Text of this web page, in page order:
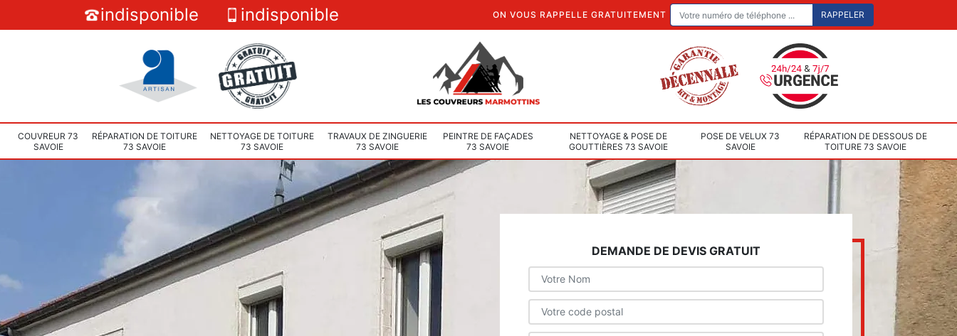
indisponible indisponible ON VOUS RAPPELLE GRATUITEMENT
COUVREUR 73
SAVOIE
RÉPARATION DE TOITURE
73 SAVOIE
NETTOYAGE DE TOITURE
73 SAVOIE
TRAVAUX DE ZINGUERIE
73 SAVOIE
PEINTRE DE FAÇADES
73 SAVOIE
NETTOYAGE & POSE DE
GOUTTIÈRES 73 SAVOIE
POSE DE VELUX 73
SAVOIE
RÉPARATION DE DESSOUS DE
TOITURE 73 SAVOIE
DEMANDE DE DEVIS GRATUIT